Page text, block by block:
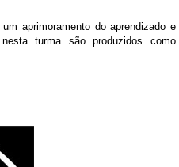
aprimoramento do aprendizado e
turma são produzidos como